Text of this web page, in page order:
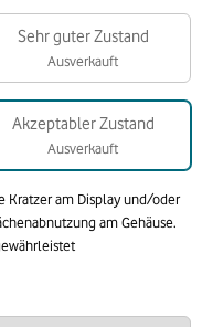
Sehr guter Zustand
Ausverkauft
Akzeptabler Zustand
Ausverkauft
Kratzer am Display und/oder
am Gehäuse.